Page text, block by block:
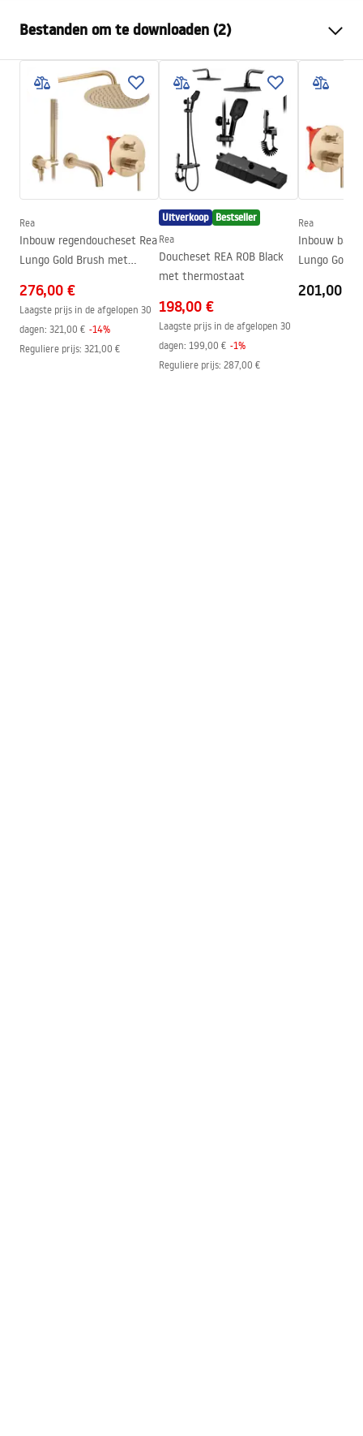
Kleur
zwart
Type cabine
Inloop
De kleur van het glas
Gerookt brons 8mm
Flexi
Op het peuterbad of op de
vloer
1950
Universeel
Garantie
Easy Clean-coating
Ja, aan één kant van het glas
Bestanden om te downloaden (2)
Veiligheidsinformatie
WARUNKI BEZPIECZENSTWA KABINY DRZWI
Installatiehandleiding
Instrukcja_monta__u___cianki_Flexi.pdf
Rea
Inbouw regendoucheset Rea
Lungo Gold Brush met
276,00 €
Laagste prijs in de afgelopen 30
dagen: 321,00 € -14%
Reguliere prijs: 321,00 €
Uitverkoop Bestseller
Rea
Doucheset REA ROB Black
met thermostaat
198,00 €
Laagste prijs in de afgelopen 30
dagen: 199,00 € -1%
Reguliere prijs: 287,00 €
Rea
Inbouw
Lungo Gold
201,00 €